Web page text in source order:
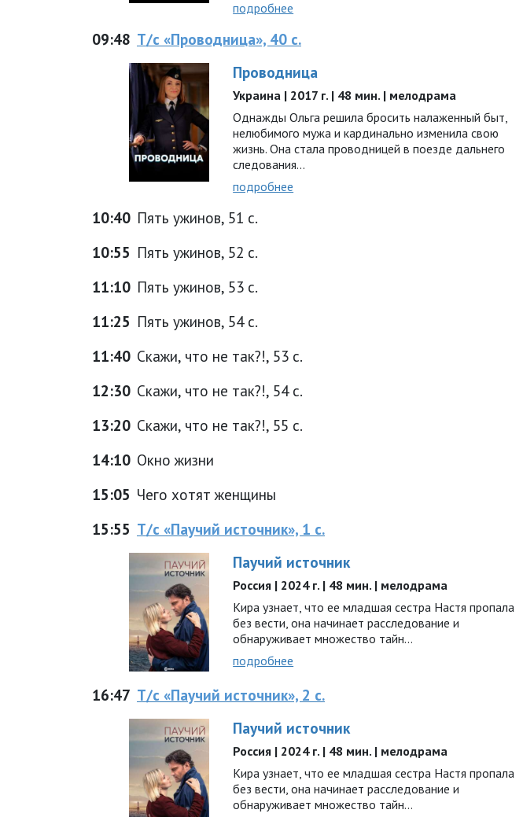
подробнее
09:48 Т/с «Проводница», 40 с.
Проводница
Украина | 2017 г. | 48 мин. | мелодрама
Однажды Ольга решила бросить налаженный быт,
нелюбимого мужа и кардинально изменила свою
жизнь. Она стала проводницей в поезде дальнего
следования...
подробнее
10:40 Пять ужинов, 51 с.
10:55 Пять ужинов, 52 с.
11:10 Пять ужинов, 53 с.
11:25 Пять ужинов, 54 с.
11:40 Скажи, что не так?!, 53 с.
12:30 Скажи, что не так?!, 54 с.
13:20 Скажи, что не так?!, 55 с.
14:10 Окно жизни
15:05 Чего хотят женщины
15:55 Т/с «Паучий источник», 1 с.
Паучий источник
Россия | 2024 г. | 48 мин. | мелодрама
Кира узнает, что ее младшая сестра Настя пропала
без вести, она начинает расследование и
обнаруживает множество тайн…
подробнее
16:47 Т/с «Паучий источник», 2 с.
Паучий источник
Россия | 2024 г. | 48 мин. | мелодрама
Кира узнает, что ее младшая сестра Настя пропала
без вести, она начинает расследование и
обнаруживает множество тайн…